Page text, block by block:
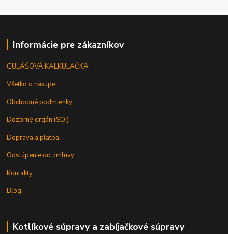
Informácie pre zákazníkov
GULÁŠOVÁ KALKULAČKA
Všetko o nákupe
Obchodné podmienky
Dozorný orgán (SOI)
Doprava a platba
Odstúpenie od zmluvy
Kontakty
Blog
Kotlíkové súpravy a zabíjačkové súpravy